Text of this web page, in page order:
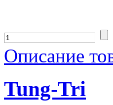
Описание
Tung-Tri